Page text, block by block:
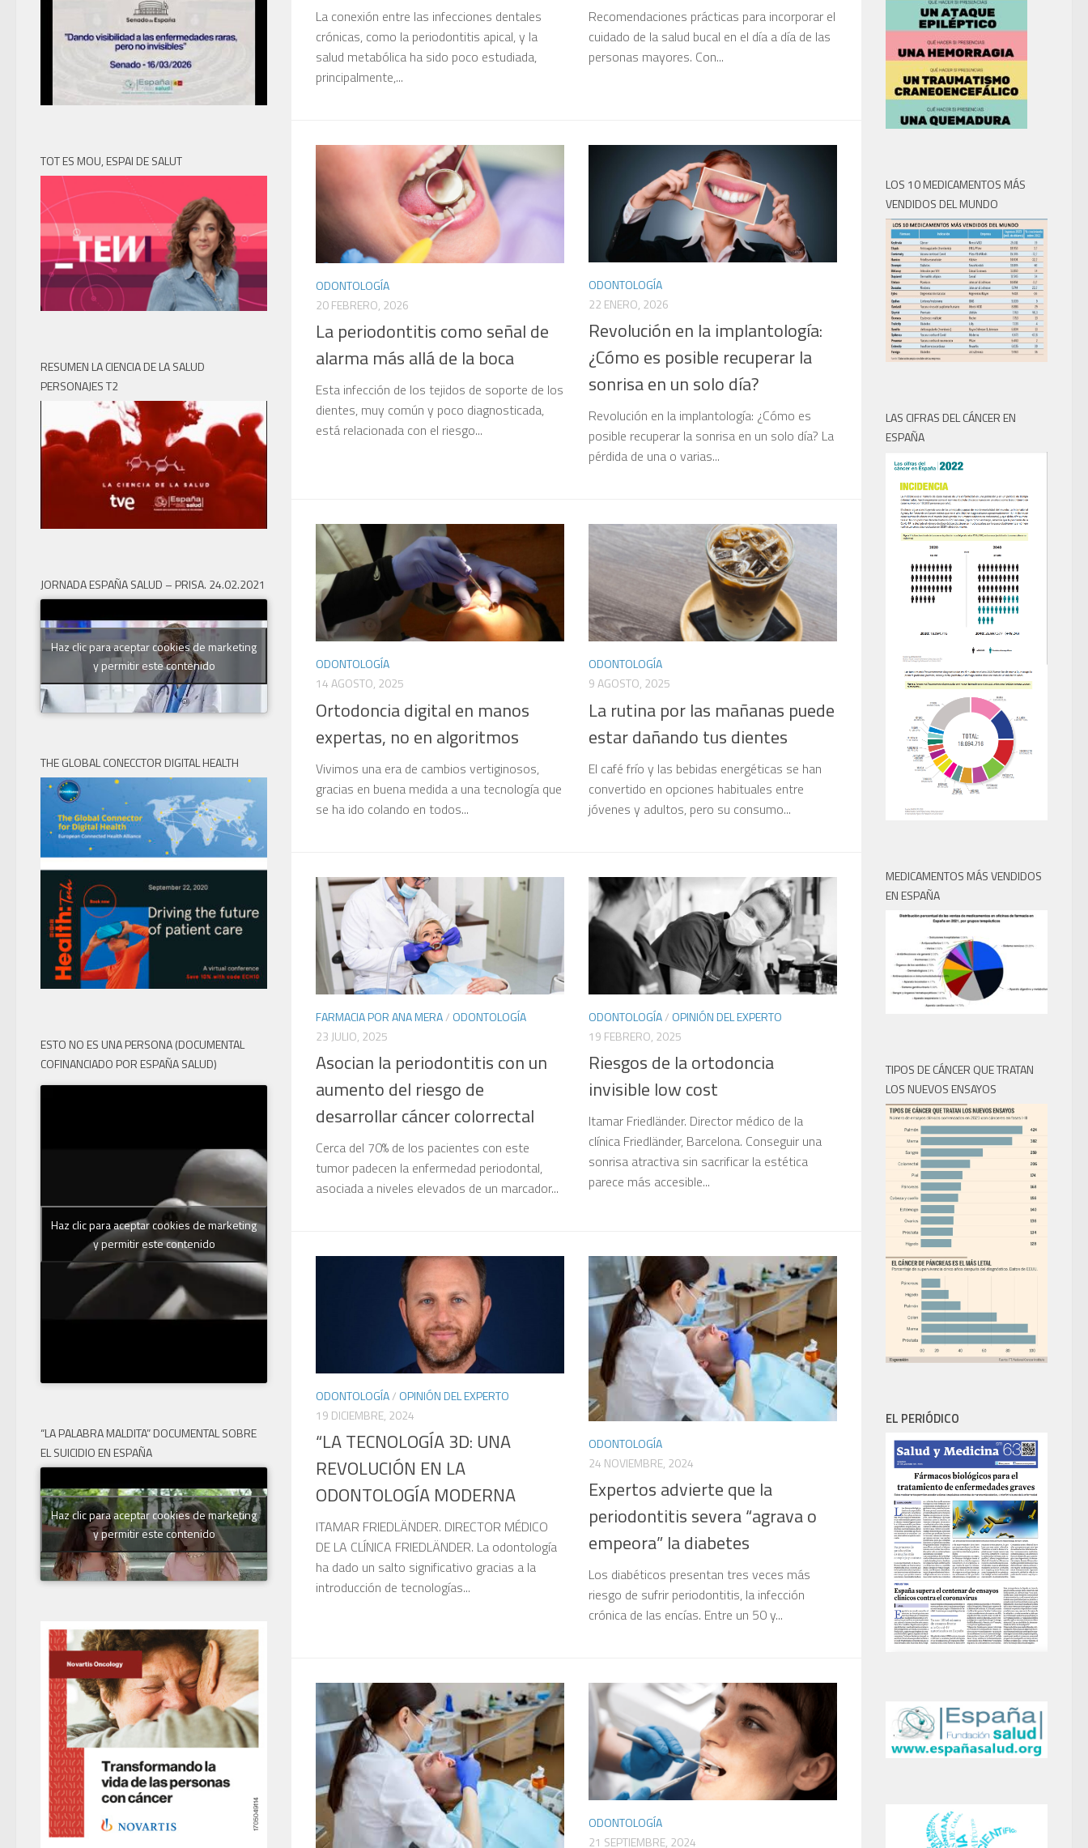
La conexión entre las infecciones dentales
crónicas, como la periodontitis apical, y la
salud metabólica ha sido poco estudiada,
principalmente,...
Recomendaciones prácticas para incorporar el
cuidado de la salud bucal en el día a día de las
personas mayores. Con...
ODONTOLOGÍA
20 FEBRERO, 2026
La periodontitis como señal de
alarma más allá de la boca
Esta infección de los tejidos de soporte de los
dientes, muy común y poco diagnosticada,
está relacionada con el riesgo...
ODONTOLOGÍA
22 ENERO, 2026
Revolución en la implantología:
¿Cómo es posible recuperar la
sonrisa en un solo día?
Revolución en la implantología: ¿Cómo es
posible recuperar la sonrisa en un solo día? La
pérdida de una o varias...
ODONTOLOGÍA
14 AGOSTO, 2025
Ortodoncia digital en manos
expertas, no en algoritmos
Vivimos una era de cambios vertiginosos,
gracias en buena medida a una tecnología que
se ha ido colando en todos...
ODONTOLOGÍA
9 AGOSTO, 2025
La rutina por las mañanas puede
estar dañando tus dientes
El café frío y las bebidas energéticas se han
convertido en opciones habituales entre
jóvenes y adultos, pero su consumo...
FARMACIA POR ANA MERA/ ODONTOLOGÍA
23 JULIO, 2025
Asocian la periodontitis con un
aumento del riesgo de
desarrollar cáncer colorrectal
Cerca del 70% de los pacientes con este
tumor padecen la enfermedad periodontal,
asociada a niveles elevados de un marcador...
ODONTOLOGÍA/ OPINIÓN DEL EXPERTO
19 FEBRERO, 2025
Riesgos de la ortodoncia
invisible low cost
Itamar Friedländer. Director médico de la
clínica Friedländer, Barcelona. Conseguir una
sonrisa atractiva sin sacrificar la estética
parece más accesible...
ODONTOLOGÍA/ OPINIÓN DEL EXPERTO
19 DICIEMBRE, 2024
“LA TECNOLOGÍA 3D: UNA
REVOLUCIÓN EN LA
ODONTOLOGÍA MODERNA
ITAMAR FRIEDLÄNDER. DIRECTOR MÉDICO
DE LA CLÍNICA FRIEDLÄNDER. La odontología
ha dado un salto significativo gracias a la
introducción de tecnologías...
ODONTOLOGÍA
24 NOVIEMBRE, 2024
Expertos advierte que la
periodontitis severa “agrava o
empeora” la diabetes
Los diabéticos presentan tres veces más
riesgo de sufrir periodontitis, la infección
crónica de las encías. Entre un 50 y...
ODONTOLOGÍA
21 SEPTIEMBRE, 2024
TOT ES MOU, ESPAI DE SALUT
RESUMEN LA CIENCIA DE LA SALUD
PERSONAJES T2
JORNADA ESPAÑA SALUD – PRISA. 24.02.2021
Haz clic para aceptar cookies de marketing
y permitir este contenido
THE GLOBAL CONECCTOR DIGITAL HEALTH
ESTO NO ES UNA PERSONA (DOCUMENTAL
COFINANCIADO POR ESPAÑA SALUD)
Haz clic para aceptar cookies de marketing
y permitir este contenido
“LA PALABRA MALDITA” DOCUMENTAL SOBRE
EL SUICIDIO EN ESPAÑA
Haz clic para aceptar cookies de marketing
y permitir este contenido
LOS 10 MEDICAMENTOS MÁS
VENDIDOS DEL MUNDO
LAS CIFRAS DEL CÁNCER EN
ESPAÑA
MEDICAMENTOS MÁS VENDIDOS
EN ESPAÑA
TIPOS DE CÁNCER QUE TRATAN
LOS NUEVOS ENSAYOS
EL PERIÓDICO